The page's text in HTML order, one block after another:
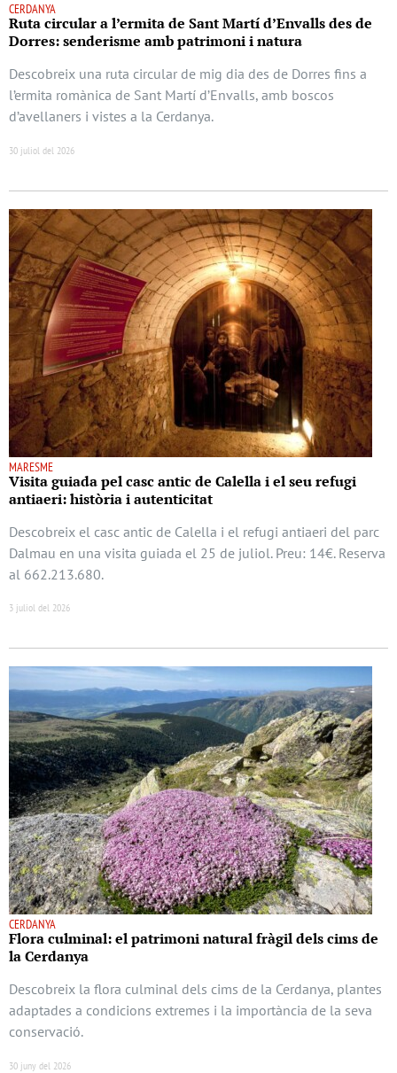
CERDANYA
Ruta circular a l’ermita de Sant Martí d’Envalls des de
Dorres: senderisme amb patrimoni i natura
Descobreix una ruta circular de mig dia des de Dorres fins a
l’ermita romànica de Sant Martí d’Envalls, amb boscos
d’avellaners i vistes a la Cerdanya.
30 juliol del 2026
MARESME
Visita guiada pel casc antic de Calella i el seu refugi
antiaeri: història i autenticitat
Descobreix el casc antic de Calella i el refugi antiaeri del parc
Dalmau en una visita guiada el 25 de juliol. Preu: 14€. Reserva
al 662.213.680.
3 juliol del 2026
CERDANYA
Flora culminal: el patrimoni natural fràgil dels cims de
la Cerdanya
Descobreix la flora culminal dels cims de la Cerdanya, plantes
adaptades a condicions extremes i la importància de la seva
conservació.
30 juny del 2026